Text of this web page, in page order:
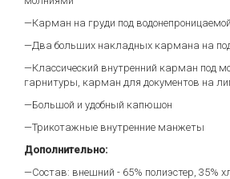
—Карман на груди под
—Два больших накладных кармана на
—Классический внутренний карман под
гарнитуры, карман для документов на
—Большой и удобный капюшон
—Трикотажные внутренние манжеты
Дополнительно:
—Состав: внешний - 65% полиэстер, 35%